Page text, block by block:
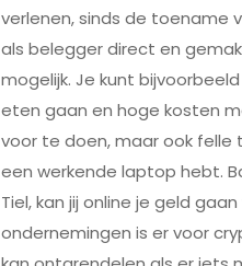
verlenen, sinds de toename
als belegger direct en
mogelijk. Je kunt
eten gaan en hoge kosten
voor te doen, maar ook felle
een werkende laptop hebt.
Tiel, kan jij online je geld
ondernemingen is er voor